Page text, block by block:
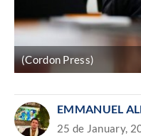
(Cordon Press)
EMMANUEL
25 de January,